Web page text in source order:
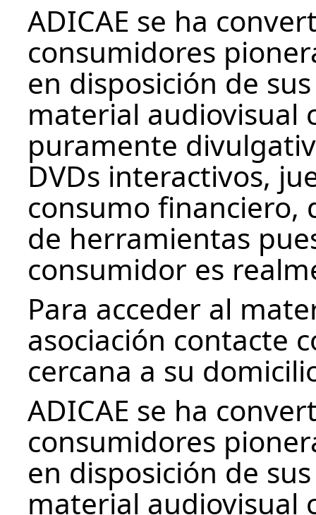
ADICAE se ha
consumidores
en disposición de
material audiovisual
puramente
DVDs interactivos,
consumo financiero,
de herramientas
consumidor es
Para acceder al
asociación contacte
cercana a su
ADICAE se ha
consumidores
en disposición de
material audiovisual